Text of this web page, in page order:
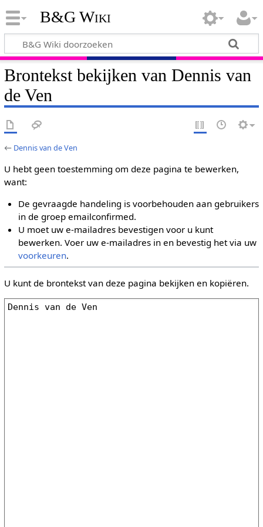
B&G Wiki
Brontekst bekijken van Dennis van
de Ven
← Dennis van de Ven
U hebt geen toestemming om deze pagina te bewerken,
want:
De gevraagde handeling is voorbehouden aan gebruikers
in de groep emailconfirmed.
U moet uw e-mailadres bevestigen voor u kunt
bewerken. Voer uw e-mailadres in en bevestig het via uw
voorkeuren.
U kunt de brontekst van deze pagina bekijken en kopiëren.